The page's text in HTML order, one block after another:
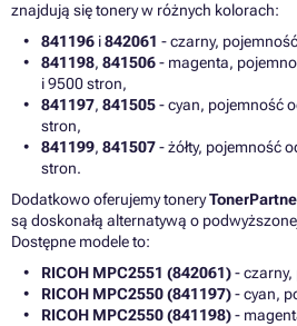
znajdują się tonery w różnych kolorach:
841196 i842061 - czarny,
841198, 841506- magenta,
i 9500 stron,
841197, 841505- cyan, pojemność
stron,
841199, 841507- żółty, pojemność
stron.
Dodatkowo oferujemy tonery
są doskonałą alternatywą o
Dostępne modele to:
RICOH MPC2551 (842061)-
RICOH MPC2550 (841197)- cyan,
RICOH MPC2550 (841198)-